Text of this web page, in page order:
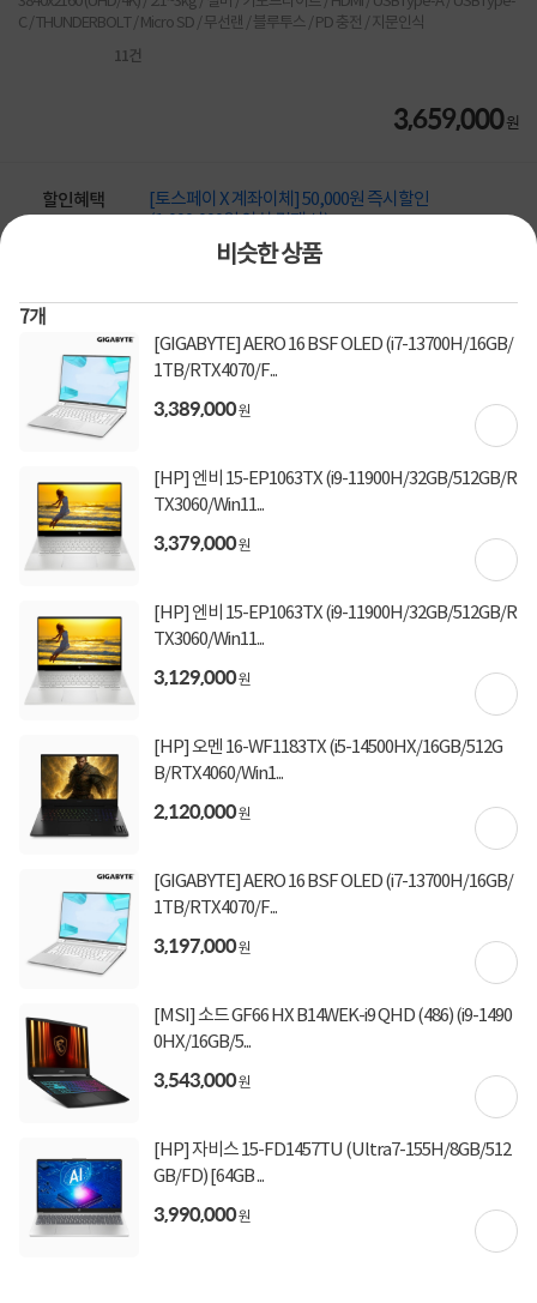
비슷한 상품
7개
[GIGABYTE] AERO 16 BSF OLED (i7-13700H/16GB/
1TB/RTX4070/F...
3,389,000원
[HP] 엔비 15-EP1063TX (i9-11900H/32GB/512GB/R
TX3060/Win11...
3,379,000원
[HP] 엔비 15-EP1063TX (i9-11900H/32GB/512GB/R
TX3060/Win11...
3,129,000원
[HP] 오멘 16-WF1183TX (i5-14500HX/16GB/512G
B/RTX4060/Win1...
2,120,000원
[GIGABYTE] AERO 16 BSF OLED (i7-13700H/16GB/
1TB/RTX4070/F...
3,197,000원
[MSI] 소드 GF66 HX B14WEK-i9 QHD (486) (i9-1490
0HX/16GB/5...
3,543,000원
[HP] 자비스 15-FD1457TU (Ultra7-155H/8GB/512
GB/FD) [64GB ...
3,990,000원
C / THUNDERBOLT / Micro SD / 무선랜 / 블루투스 / PD 충전 / 지문인식
11건
3,659,000원
할인혜택
[토스페이 X 계좌이체] 50,000원 즉시할인
(1,000,000원 이상 결제 시)
[토스페이 X 계좌이체] 20,000원 즉시할인
(600,000원 이상 결제 시)
[토스페이 X 현대카드] 5% 즉시할인 (800,000원 이
상 결제 시)
무이자 할부혜택
결제혜택
적립금 7,320원 적립
입고일 미정
배송비
상세정보 구매후기(11 ) Q&A(0)
구매 시 유의사항
업그레이드 상품은 주문 후 2~6시간이 소요되며 15시 이후 주문건은 익일 발송됩니다.
요청에 의한 새상품을 개봉하여 제작하는 상품으로 주문취소, 변심반품이 불가합니다.
장착된 부품은 해당 제조사에서 A/S 가능합니다 (예: 추가 SSD 불량 시 해당 SSD 제조
사)
기본제품과 추가 또는 교체되는 제품의 스펙 정보를 확인 후 주문 바랍니다.
상세정보를